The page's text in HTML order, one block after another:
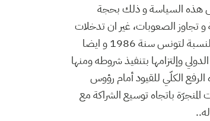
هذه السياسة و ذلك بحجة
و تجاوز الصعوبات، غير ان تدخلات
الصندوق و البنك عادة ما تزيد في تعميق الازمة التي تدعي حلها كما كان الشأن بالنسبة لتونس سنة 1986 و ايضا
وإلتزامها بتنفيذ شروطه ومنها
الكلّي للقيود أمام رؤوس
باتجاه توسيع الشراكة مع